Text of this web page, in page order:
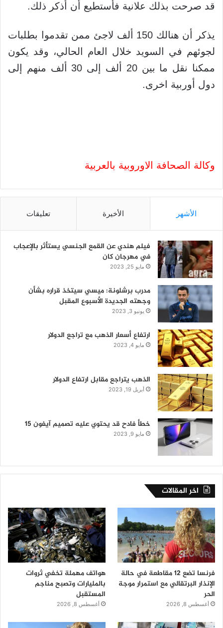
قد صرحت بذلك علانية فأستطيع أن أذكر ذلك.
يذكر أن هنالك 150 ألف لاجئ ممن تقدموا بطلبات
لجوئهم في السويد خلال العام الحالي، وقد يكون
ممكنا نقل ما بين 20 ألف إلى 30 ألف منهم إلى
دول أوربية اخرى.
وكالة الصحافة الاوروبية بالعربية
الأشهر الأخيرة تعليقات
فيلم هندي عن القمع الجنسي يستأثر بالإعجاب
في مهرجان كان
مايو 25, 2023
مدرب برشلونة: ميسي سيتخذ قراره بشأن
وجهته الجديدة الأسبوع المقبل
يونيو 3, 2023
ارتفاع أسعار الذهب مع تراجع الدولار
مايو 4, 2023
الذهب يتراجع مقابل ارتفاع الدولار
أبريل 19, 2023
خطأ فادح قد يحتوي عليه تصميم آيفون 15
مايو 9, 2023
اخر المقالات
فرنسا تضع 12 مقاطعة في حالة
الإنذار البرتقالي مع استمرار موجة
الحر
أغسطس 8, 2026
هواتف مهملة تخفي ثروات
بالمليارات وتصبح مناجم
المستقبل
أغسطس 8, 2026